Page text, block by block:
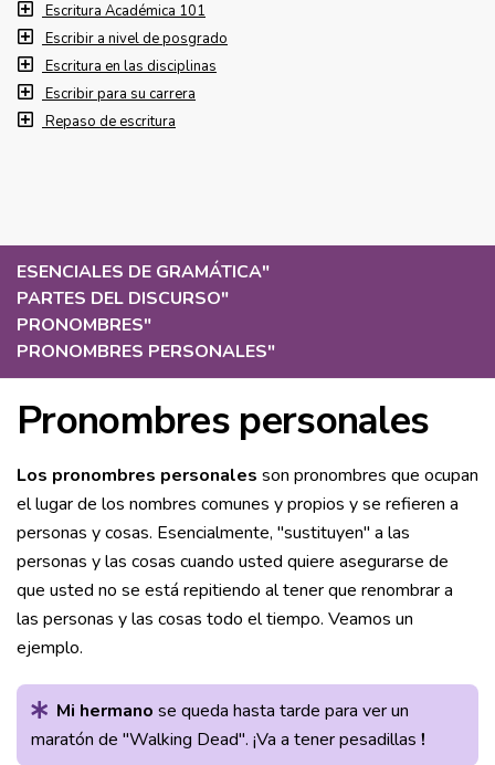
ESENCIALES DE GRAMÁTICA"
PARTES DEL DISCURSO"
PRONOMBRES"
PRONOMBRES PERSONALES"
Pronombres personales
Los pronombres personales son pronombres que ocupan
el lugar de los nombres comunes y propios y se refieren a
personas y cosas. Esencialmente, "sustituyen" a las
personas y las cosas cuando usted quiere asegurarse de
que usted no se está repitiendo al tener que renombrar a
las personas y las cosas todo el tiempo. Veamos un
ejemplo.
Mi hermano se queda hasta tarde para ver un
maratón de "Walking Dead". ¡Va a tener pesadillas !
Escritura Académica 101
Escribir a nivel de posgrado
Escritura en las disciplinas
Escribir para su carrera
Repaso de escritura